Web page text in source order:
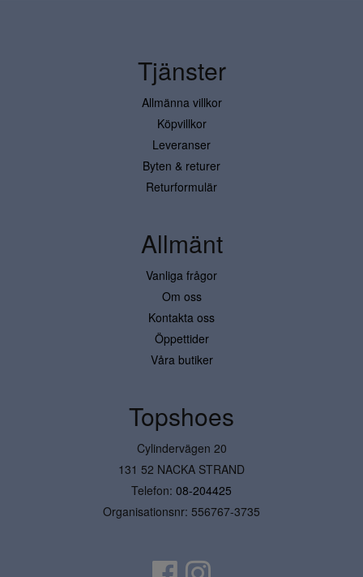
Tjänster
Allmänna villkor
Köpvillkor
Leveranser
Byten & returer
Returformulär
Allmänt
Vanliga frågor
Om oss
Kontakta oss
Öppettider
Våra butiker
Topshoes
Cylindervägen 20
131 52 NACKA STRAND
Telefon: 08-204425
Organisationsnr: 556767-3735